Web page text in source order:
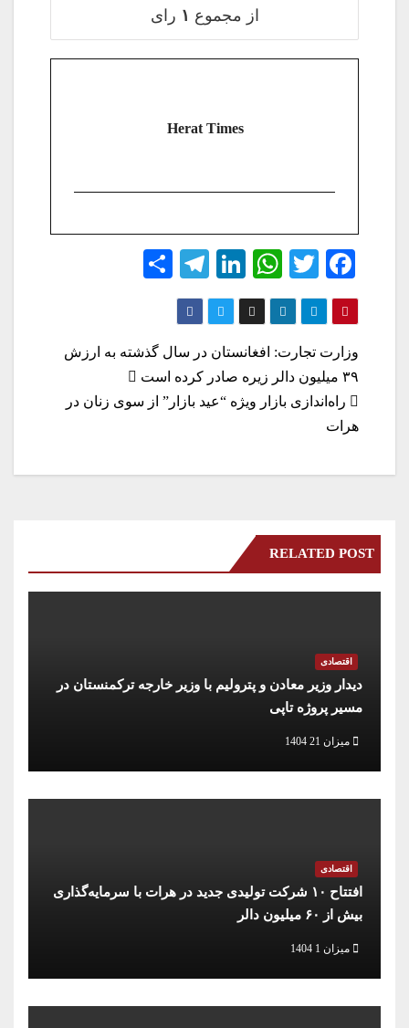
از مجموع ۱ رای
Herat Times
Fa
ce
bo
ok
T
wi
tte
r
W
ha
ts
A
pp
Li
nk
ed
In
Te
le
gr
a
m
راهبری
نوشته
وزارت تجارت: افغانستان در سال گذشته به ارزش
۳۹ میلیون دالر زیره صادر کرده است
راه‌اندازی بازار ویژه “عید بازار” از سوی زنان در
هرات
RELATED POST
اقتصادی
دیدار وزیر معادن و پترولیم با وزیر خارجه ترکمنستان در
مسیر پروژه تاپی
میزان 21 1404
اقتصادی
افتتاح ۱۰ شرکت تولیدی جدید در هرات با سرمایه‌گذاری
بیش از ۶۰ میلیون دالر
میزان 1 1404